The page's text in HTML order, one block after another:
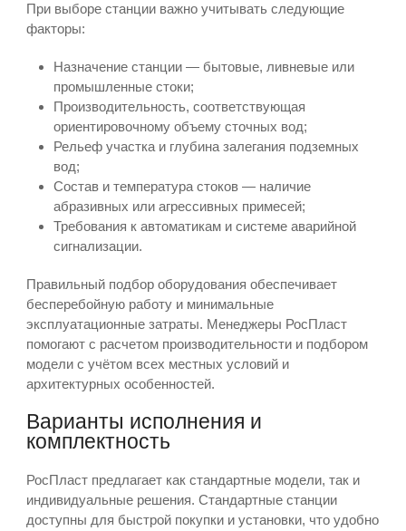
При выборе станции важно учитывать следующие
факторы:
Назначение станции — бытовые, ливневые или
промышленные стоки;
Производительность, соответствующая
ориентировочному объему сточных вод;
Рельеф участка и глубина залегания подземных
вод;
Состав и температура стоков — наличие
абразивных или агрессивных примесей;
Требования к автоматикам и системе аварийной
сигнализации.
Правильный подбор оборудования обеспечивает
бесперебойную работу и минимальные
эксплуатационные затраты. Менеджеры РосПласт
помогают с расчетом производительности и подбором
модели с учётом всех местных условий и
архитектурных особенностей.
Варианты исполнения и
комплектность
РосПласт предлагает как стандартные модели, так и
индивидуальные решения. Стандартные станции
доступны для быстрой покупки и установки, что удобно